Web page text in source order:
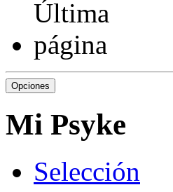
Opciones
Mi Psyke
Selección